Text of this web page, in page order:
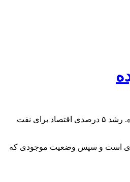
مسعود پزشکیان نامزد انتخابات ریاست جمهوری در برنامه میزگرد اقتصادی گفت: از سال ۱۴۰۰ تا اکنون رشد اقتصادی ما در بخش کشاورزی و صنعت و معدن منفی بوده. رشد ۵ درصدی اقتصاد برای نفت
است و سپس وضعیت موجودی که